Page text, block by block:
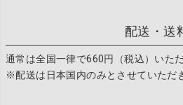
配送・送
通常は全国一律で660円（税込）いた
※配送は日本国内のみとさせていただ